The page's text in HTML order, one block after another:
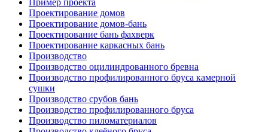
Пример проекта
Проектирование домов
Проектирование домов-бань
Проектирование бань фахверк
Проектирование каркасных бань
Производство
Производство оцилиндрованного бревна
Производство профилированного бруса камерной
сушки
Производство срубов бань
Производство профилированного бруса
Производство пиломатериалов